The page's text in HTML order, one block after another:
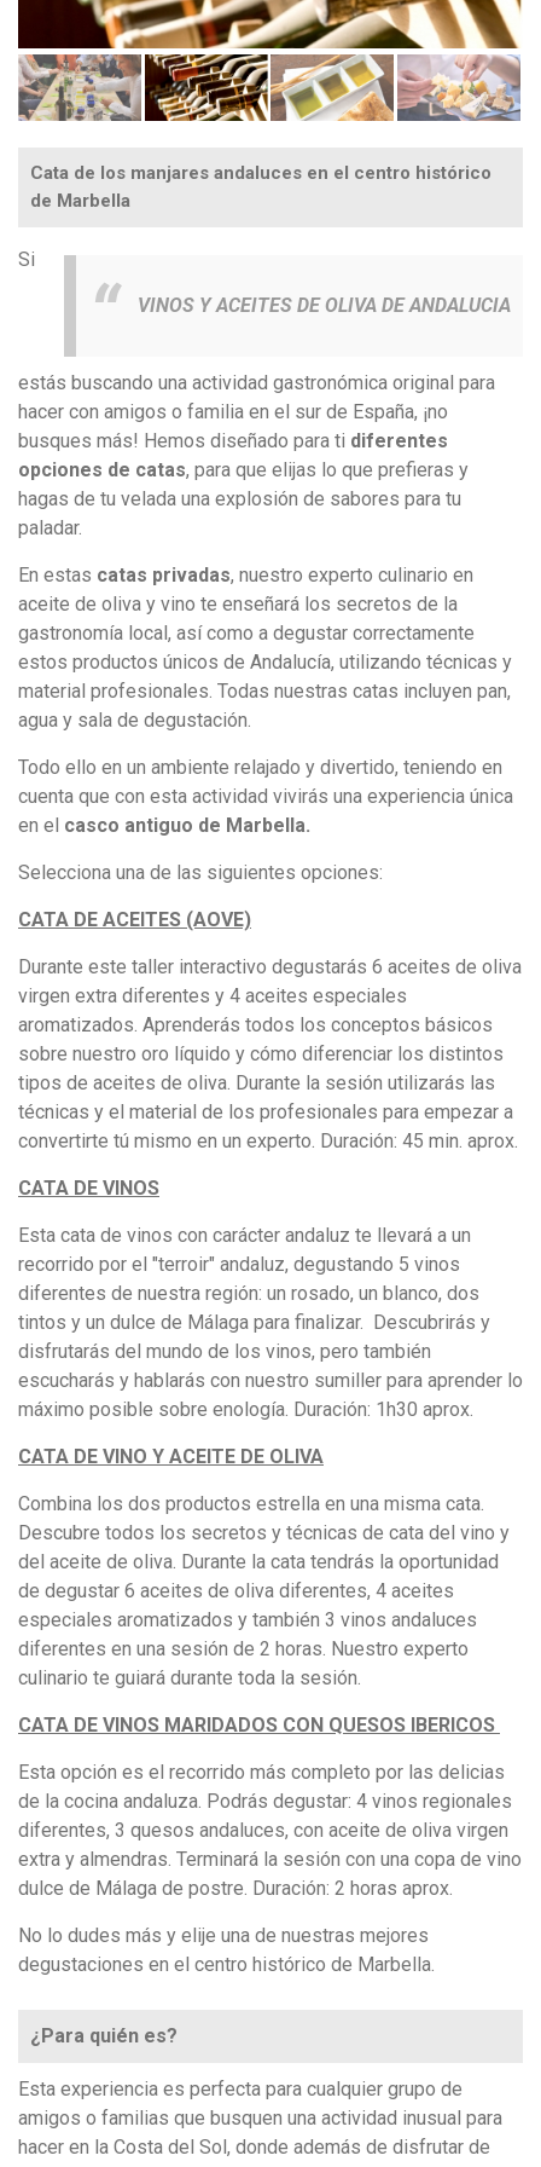
Cata de los manjares andaluces en el centro histórico
de Marbella
VINOS Y ACEITES DE OLIVA DE ANDALUCIA
Si
estás buscando una actividad gastronómica original para
hacer con amigos o familia en el sur de España, ¡no
busques más! Hemos diseñado para ti diferentes
opciones de catas, para que elijas lo que prefieras y
hagas de tu velada una explosión de sabores para tu
paladar.
En estas catas privadas, nuestro experto culinario en
aceite de oliva y vino te enseñará los secretos de la
gastronomía local, así como a degustar correctamente
estos productos únicos de Andalucía, utilizando técnicas y
material profesionales. Todas nuestras catas incluyen pan,
agua y sala de degustación.
Todo ello en un ambiente relajado y divertido, teniendo en
cuenta que con esta actividad vivirás una experiencia única
en el casco antiguo de Marbella.
Selecciona una de las siguientes opciones:
CATA DE ACEITES (AOVE)
Durante este taller interactivo degustarás 6 aceites de oliva
virgen extra diferentes y 4 aceites especiales
aromatizados. Aprenderás todos los conceptos básicos
sobre nuestro oro líquido y cómo diferenciar los distintos
tipos de aceites de oliva. Durante la sesión utilizarás las
técnicas y el material de los profesionales para empezar a
convertirte tú mismo en un experto. Duración: 45 min. aprox.
CATA DE VINOS
Esta cata de vinos con carácter andaluz te llevará a un
recorrido por el "terroir" andaluz, degustando 5 vinos
diferentes de nuestra región: un rosado, un blanco, dos
tintos y un dulce de Málaga para finalizar. Descubrirás y
disfrutarás del mundo de los vinos, pero también
escucharás y hablarás con nuestro sumiller para aprender lo
máximo posible sobre enología. Duración: 1h30 aprox.
CATA DE VINO Y ACEITE DE OLIVA
Combina los dos productos estrella en una misma cata.
Descubre todos los secretos y técnicas de cata del vino y
del aceite de oliva. Durante la cata tendrás la oportunidad
de degustar 6 aceites de oliva diferentes, 4 aceites
especiales aromatizados y también 3 vinos andaluces
diferentes en una sesión de 2 horas. Nuestro experto
culinario te guiará durante toda la sesión.
CATA DE VINOS MARIDADOS CON QUESOS IBERICOS
Esta opción es el recorrido más completo por las delicias
de la cocina andaluza. Podrás degustar: 4 vinos regionales
diferentes, 3 quesos andaluces, con aceite de oliva virgen
extra y almendras. Terminará la sesión con una copa de vino
dulce de Málaga de postre. Duración: 2 horas aprox.
No lo dudes más y elije una de nuestras mejores
degustaciones en el centro histórico de Marbella.
¿Para quién es?
Esta experiencia es perfecta para cualquier grupo de
amigos o familias que busquen una actividad inusual para
hacer en la Costa del Sol, donde además de disfrutar de